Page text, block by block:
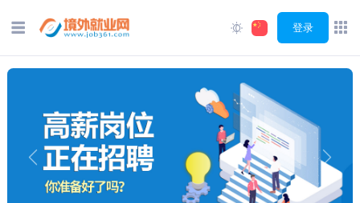
登录
Previous Next